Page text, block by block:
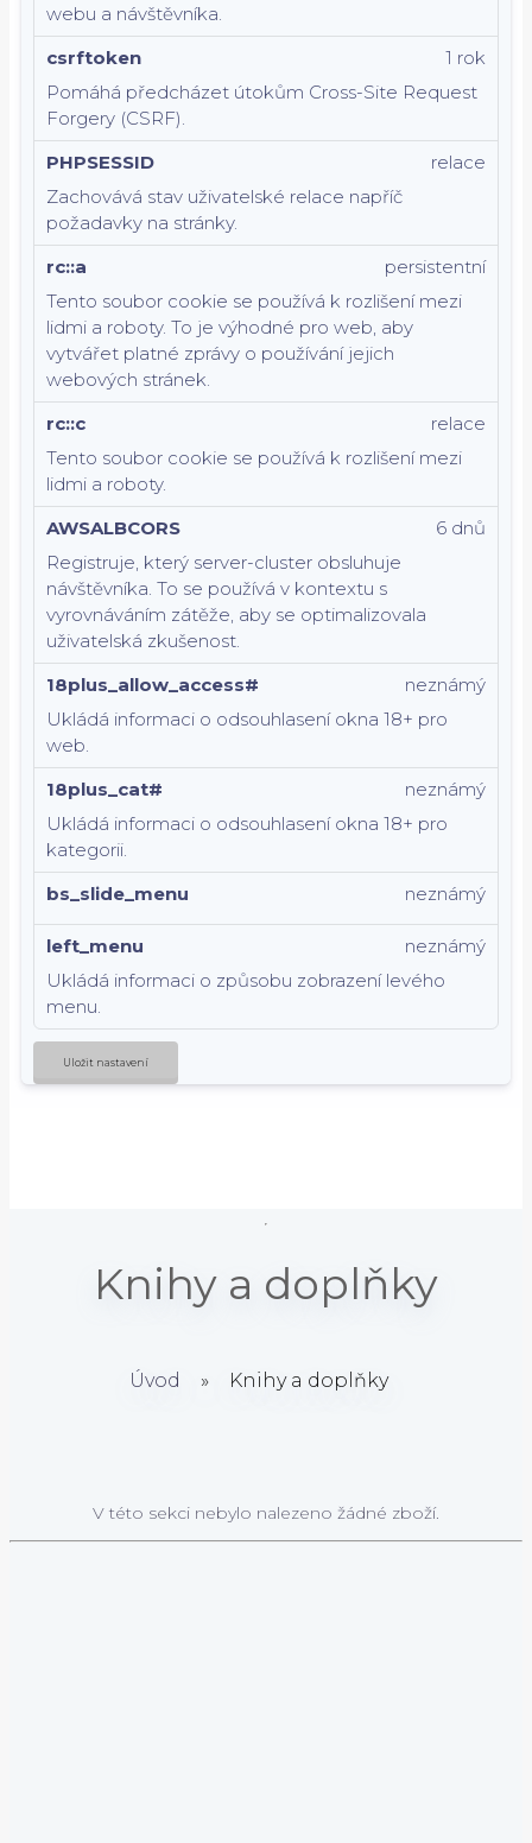
webu a návštěvníka.
csrftoken
Pomáhá předcházet útokům Cross-Site Request
Forgery (CSRF).
1 rok
PHPSESSID
Zachovává stav uživatelské relace napříč
požadavky na stránky.
relace
rc::a
Tento soubor cookie se používá k rozlišení mezi
lidmi a roboty. To je výhodné pro web, aby
vytvářet platné zprávy o používání jejich
webových stránek.
persistentní
rc::c
Tento soubor cookie se používá k rozlišení mezi
lidmi a roboty.
relace
AWSALBCORS
Registruje, který server-cluster obsluhuje
návštěvníka. To se používá v kontextu s
vyrovnáváním zátěže, aby se optimalizovala
uživatelská zkušenost.
6 dnů
18plus_allow_access#
Ukládá informaci o odsouhlasení okna 18+ pro
web.
neznámý
18plus_cat#
Ukládá informaci o odsouhlasení okna 18+ pro
kategorii.
neznámý
bs_slide_menu neznámý
left_menu
Ukládá informaci o způsobu zobrazení levého
menu.
neznámý
Uložit nastavení
Úvod » Knihy a doplňky
Knihy a doplňky
V této sekci nebylo nalezeno žádné zboží.